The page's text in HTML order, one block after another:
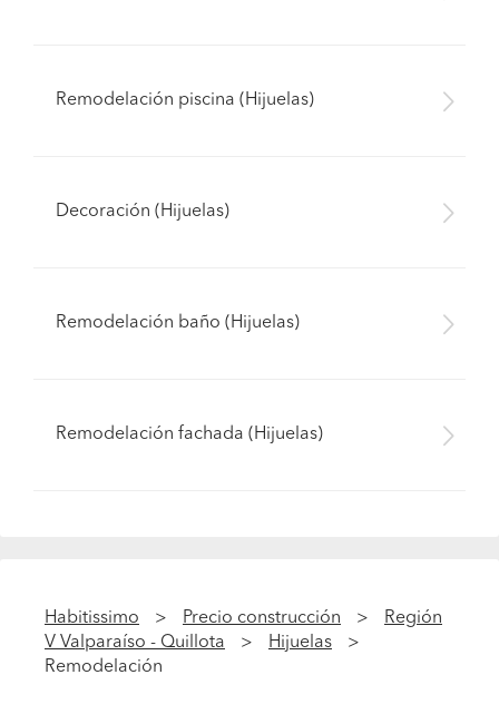
Remodelación piscina (Hijuelas)
Decoración (Hijuelas)
Remodelación baño (Hijuelas)
Remodelación fachada (Hijuelas)
Habitissimo Precio construcción
Región
V Valparaíso - Quillota
Hijuelas
Remodelación